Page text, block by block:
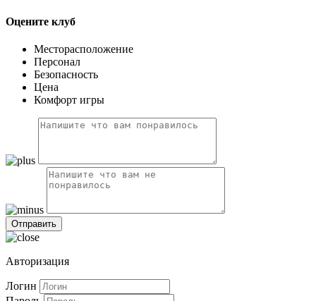
Оцените клуб
Месторасположение
Персонал
Безопасность
Цена
Комфорт игры
Авторизация
Логин